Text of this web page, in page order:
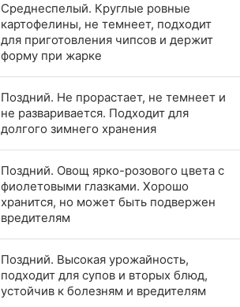
Среднеспелый. Круглые ровные
картофелины, не темнеет, подходит
для приготовления чипсов и держит
форму при жарке
Поздний. Не прорастает, не темнеет и
не разваривается. Подходит для
долгого зимнего хранения
Поздний. Овощ ярко-розового цвета с
фиолетовыми глазками. Хорошо
хранится, но может быть подвержен
вредителям
Поздний. Высокая урожайность,
подходит для супов и вторых блюд,
устойчив к болезням и вредителям